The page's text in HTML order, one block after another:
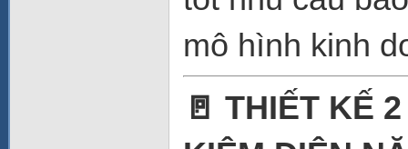
mô hình kinh
🚪 THIẾT KẾ